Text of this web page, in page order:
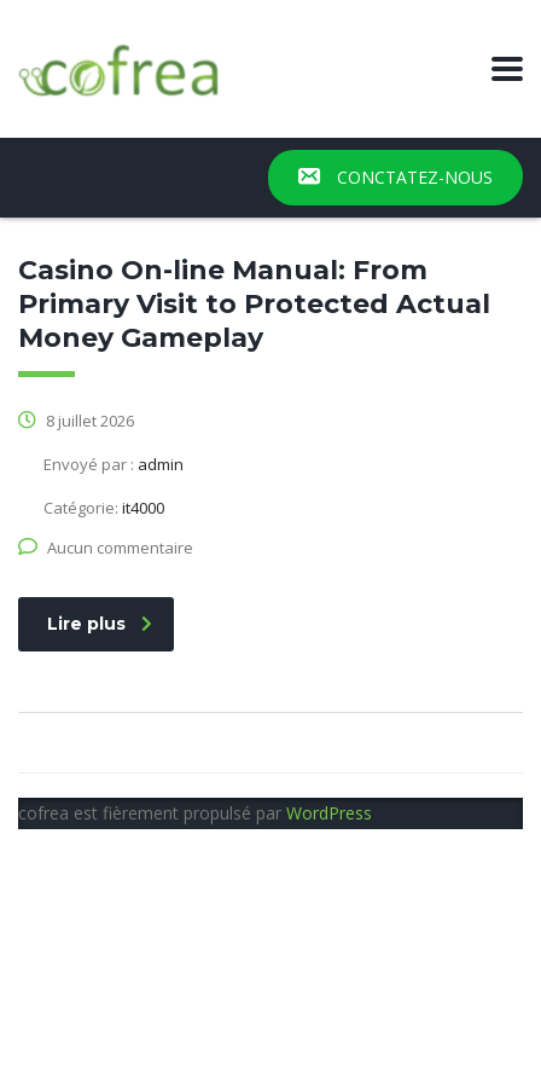
CONCTATEZ-NOUS
Casino On-line Manual: From
Primary Visit to Protected Actual
Money Gameplay
8 juillet 2026
Envoyé par : admin
Catégorie: it4000
Aucun commentaire
Lire plus
cofrea est fièrement propulsé par WordPress